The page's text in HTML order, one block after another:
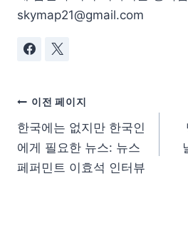
skymap21@gmail.com
이전 페이지
한국에는 없지만 한국인
에게 필요한 뉴스: 뉴스
페퍼민트 이효석 인터뷰